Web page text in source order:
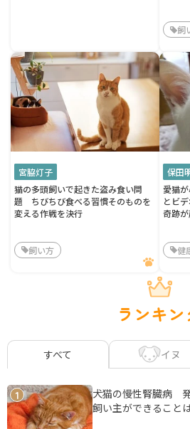
飼
宮脇灯子
猫の多頭飼いで起きた盗み食い問
題 ちびちび食べる習慣そのものを
変える作戦を決行
飼い方
保田
愛猫
とビ
奇跡
健
ランキ
すべて イヌ
1
犬猫の慢性腎臓病 発
飼い主ができること